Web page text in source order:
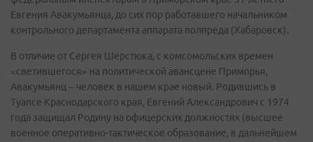
Евгения Авакумьянца, до сих пор работавшего начальником
контрольного департамента аппарата полпреда (Хабаровск).
В отличие от Сергея Шерстюка, с комсомольских времен
«светившегося» на политической авансцене Приморья,
Авакумьянц – человек в нашем крае новый. Родившись в
Туапсе Краснодарского края, Евгений Александрович с 1974
года защищал Родину на офицерских должностях (высшее
военное оперативно-тактическое образование, в дальнейшем